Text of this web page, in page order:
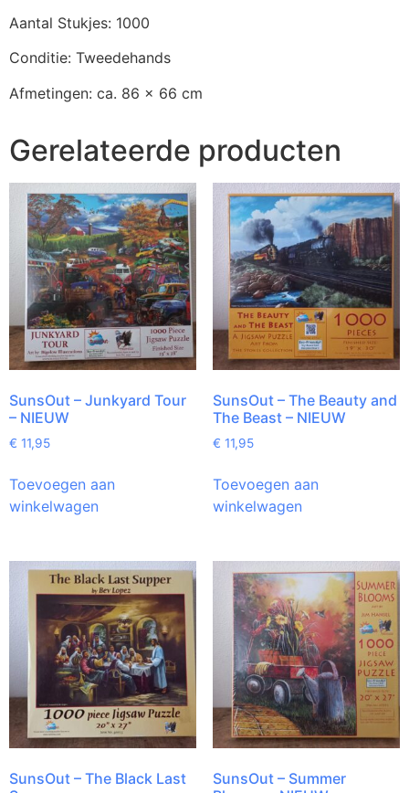
Aantal Stukjes: 1000
Conditie: Tweedehands
Afmetingen: ca. 86 x 66 cm
Gerelateerde producten
SunsOut – Junkyard Tour
– NIEUW
€ 11,95
Toevoegen aan
winkelwagen
SunsOut – The Beauty and
The Beast – NIEUW
€ 11,95
Toevoegen aan
winkelwagen
SunsOut – The Black Last
SunsOut – Summer